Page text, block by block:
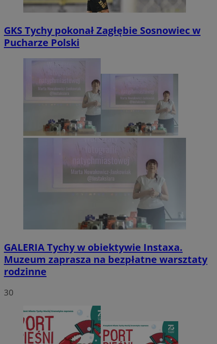
GKS Tychy pokonał Zagłębie Sosnowiec w
Pucharze Polski
GALERIATychy w obiektywie Instaxa.
Muzeum zaprasza na bezpłatne warsztaty
rodzinne
30